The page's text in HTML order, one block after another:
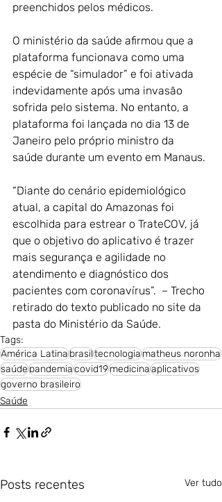
preenchidos pelos médicos.
O ministério da saúde afirmou que a
plataforma funcionava como uma
espécie de “simulador” e foi ativada
indevidamente após uma invasão
sofrida pelo sistema. No entanto, a
plataforma foi lançada no dia 13 de
Janeiro pelo próprio ministro da
saúde durante um evento em Manaus.
“Diante do cenário epidemiológico
atual, a capital do Amazonas foi
escolhida para estrear o TrateCOV, já
que o objetivo do aplicativo é trazer
mais segurança e agilidade no
atendimento e diagnóstico dos
pacientes com coronavírus”.  – Trecho
retirado do texto publicado no site da
pasta do Ministério da Saúde.
Tags:
América Latinabrasiltecnologiamatheus noronha
saúdepandemiacovid19medicinaaplicativos
governo brasileiro
Saúde
Posts recentes Ver tudo